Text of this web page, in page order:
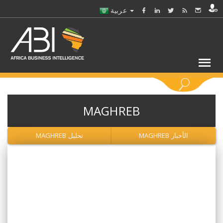
اختر قطاع / القطاعات
MAGHREB
تحليل MAGHREB الأخبار MAGHREB